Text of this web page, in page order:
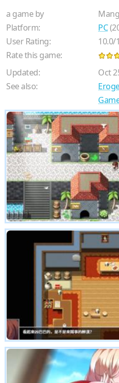
a game by
Platform:
PC
User Rating:
10.0/
Rate this game:
Updated:
Oct
See also: